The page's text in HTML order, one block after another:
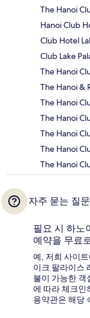
The Hanoi
Hanoi Club
Club Hotel
Club Lake
The Hanoi
The Hanoi &
The Hanoi
The Hanoi
The Hanoi
The Hanoi
The Hanoi
자주 묻는 질
필요 시 하노
예약을 무료
예, 저희 사이
이크 팔라이스
불이 가능한 객
에 따라 체크인
용약관은 해당